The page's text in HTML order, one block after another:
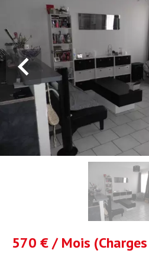
570 € / Mois